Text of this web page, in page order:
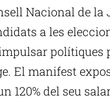
Nacional de la
a les
polítiques
El manifest
120% del seu